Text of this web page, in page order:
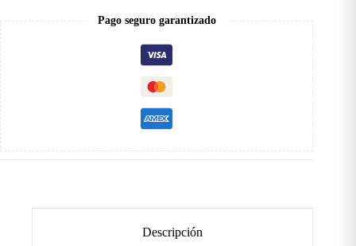
Melocotón
cantidad
Pago seguro garantizado
Descripción